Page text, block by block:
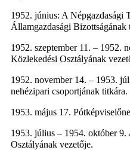
1952. június: A Népgazdasági
Államgazdasági Bizottságának
1952. szeptember 11. – 1952.
Közlekedési Osztályának
1952. november 14. – 1953.
nehézipari csoportjának titkára.
1953. május 17.
1953. július – 1954. október
Osztályának vezetője.